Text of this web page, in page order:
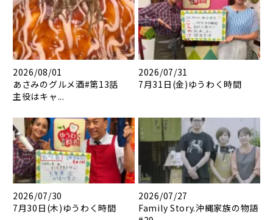
2026/08/01
あさみのグルメ酒#第13話
主役はキャ...
2026/07/31
7月31日(金)ゆうわく時間
2026/07/30
7月30日(木)ゆうわく時間
2026/07/27
Family Story.沖縄家族の物語